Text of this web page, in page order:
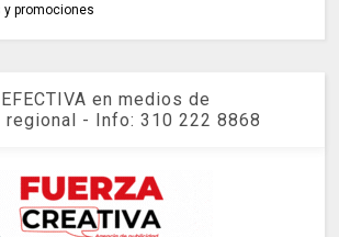
y promociones
en medios de
regional - Info: 310 222 8868